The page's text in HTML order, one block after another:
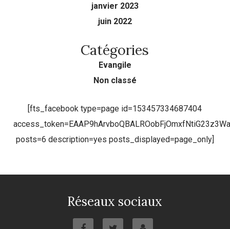
janvier 2023
juin 2022
Catégories
Evangile
Non classé
[fts_facebook type=page id=153457334687404
posts=6 description=yes posts_displayed=page_only]
Réseaux sociaux